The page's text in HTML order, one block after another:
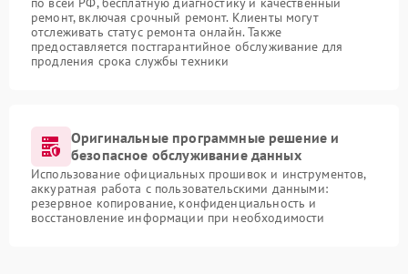
ремонт, включая срочный ремонт. Клиенты могут
отслеживать статус ремонта онлайн. Также
предоставляется постгарантийное обслуживание для
продления срока службы техники
Оригинальные программные решение и
безопасное обслуживание данных
Использование официальных прошивок и инструментов,
аккуратная работа с пользовательскими данными:
резервное копирование, конфиденциальность и
восстановление информации при необходимости